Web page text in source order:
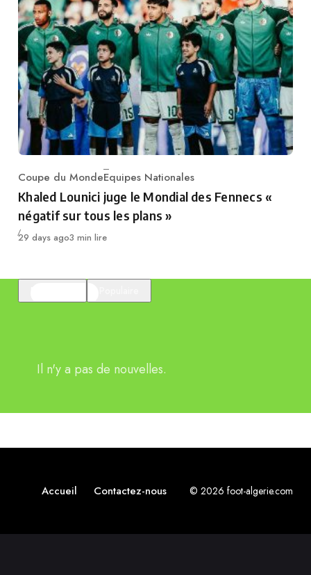
Category
Coupe du MondeEquipes Nationales
Khaled Lounici juge le Mondial des Fennecs «
négatif sur tous les plans »
Publié
29 days ago3 min lire
Il n'y a pas de nouvelles.
Accueil Contactez-nous © 2026 foot-algerie.com